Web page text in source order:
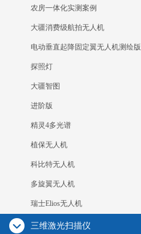
农房一体化实测案例
大疆消费级航拍无人机
电动垂直起降固定翼无人机测绘版
探照灯
大疆智图
进阶版
精灵4多光谱
植保无人机
科比特无人机
多旋翼无人机
瑞士Elios无人机
三维激光扫描仪